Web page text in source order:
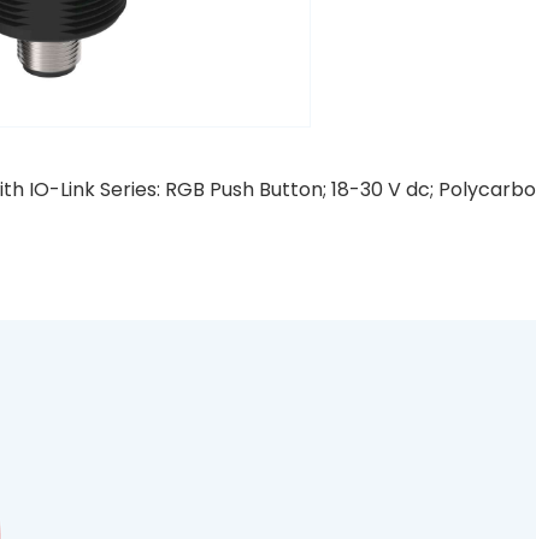
IO-Link Series: RGB Push Button; 18-30 V dc;